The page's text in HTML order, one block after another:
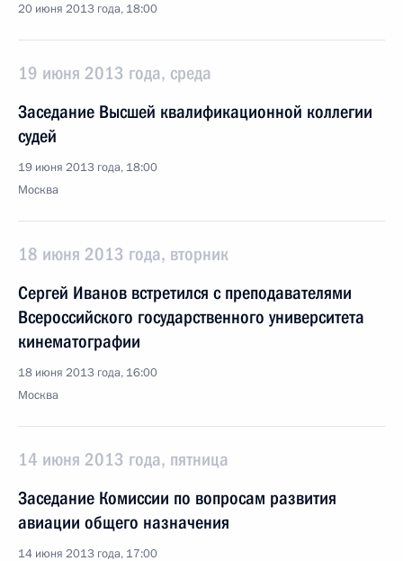
20 июня 2013 года, 18:00
19 июня 2013 года, среда
Заседание Высшей квалификационной коллегии
судей
19 июня 2013 года, 18:00
Москва
18 июня 2013 года, вторник
Сергей Иванов встретился с преподавателями
Всероссийского государственного университета
кинематографии
18 июня 2013 года, 16:00
Москва
14 июня 2013 года, пятница
Заседание Комиссии по вопросам развития
авиации общего назначения
14 июня 2013 года, 17:00